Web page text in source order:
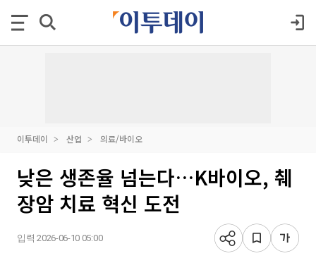
이투데이 산업 의료/바이오
낮은 생존율 넘는다…K바이오, 췌
장암 치료 혁신 도전
입력 2026-06-10 05:00